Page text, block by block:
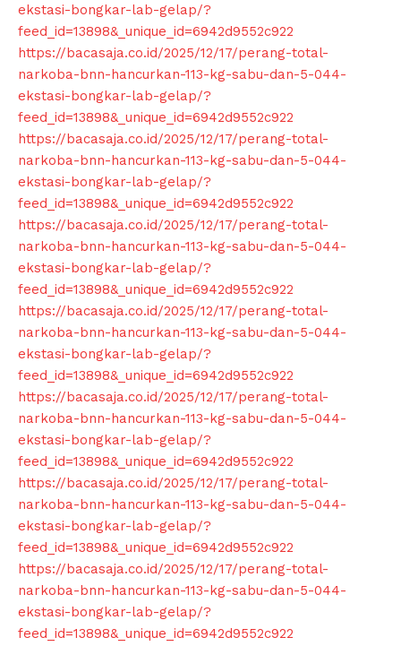
News Week
Magazine PRO
SUBSCRIBE NOW
Company
About
Contact us
Subscription Plans
My account
Klinik Gigi
Klinik Gigi Surabaya
Klinik Gigi Terdekat
Klinik Gigi terbaik
ekstasi-bongkar-lab-gelap/?
feed_id=13898&_unique_id=6942d9552c922
https://bacasaja.co.id/2025/12/17/perang-total-
narkoba-bnn-hancurkan-113-kg-sabu-dan-5-044-
ekstasi-bongkar-lab-gelap/?
feed_id=13898&_unique_id=6942d9552c922
https://bacasaja.co.id/2025/12/17/perang-total-
narkoba-bnn-hancurkan-113-kg-sabu-dan-5-044-
ekstasi-bongkar-lab-gelap/?
feed_id=13898&_unique_id=6942d9552c922
https://bacasaja.co.id/2025/12/17/perang-total-
narkoba-bnn-hancurkan-113-kg-sabu-dan-5-044-
ekstasi-bongkar-lab-gelap/?
feed_id=13898&_unique_id=6942d9552c922
https://bacasaja.co.id/2025/12/17/perang-total-
narkoba-bnn-hancurkan-113-kg-sabu-dan-5-044-
ekstasi-bongkar-lab-gelap/?
feed_id=13898&_unique_id=6942d9552c922
https://bacasaja.co.id/2025/12/17/perang-total-
narkoba-bnn-hancurkan-113-kg-sabu-dan-5-044-
ekstasi-bongkar-lab-gelap/?
feed_id=13898&_unique_id=6942d9552c922
https://bacasaja.co.id/2025/12/17/perang-total-
narkoba-bnn-hancurkan-113-kg-sabu-dan-5-044-
ekstasi-bongkar-lab-gelap/?
feed_id=13898&_unique_id=6942d9552c922
https://bacasaja.co.id/2025/12/17/perang-total-
narkoba-bnn-hancurkan-113-kg-sabu-dan-5-044-
ekstasi-bongkar-lab-gelap/?
feed_id=13898&_unique_id=6942d9552c922